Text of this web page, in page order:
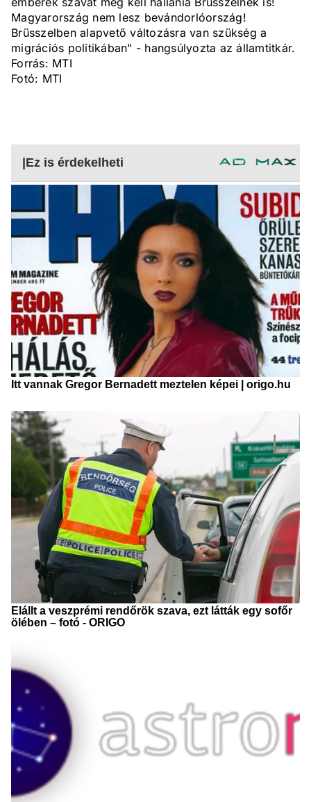
Magyarország nem lesz bevándorlóország!
Brüsszelben alapvető változásra van szükség a
migrációs politikában" - hangsúlyozta az államtitkár.
Forrás: MTI
Fotó: MTI